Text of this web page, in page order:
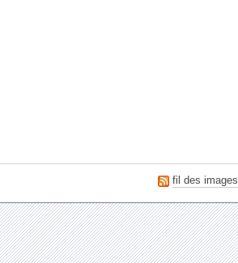
fil des images